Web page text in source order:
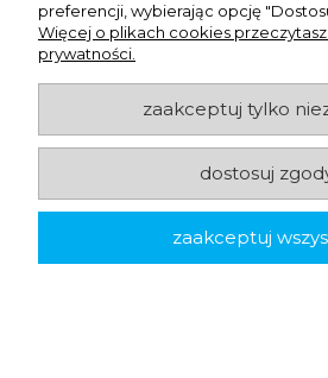
Kubek papierowy z podwójną
ml - 25 szt.
netto: 6,41 zł
preferencji, wybierając opcję
Więcej o plikach cookies
prywatności.
zaakceptuj tylko
dostosuj
zaakceptuj